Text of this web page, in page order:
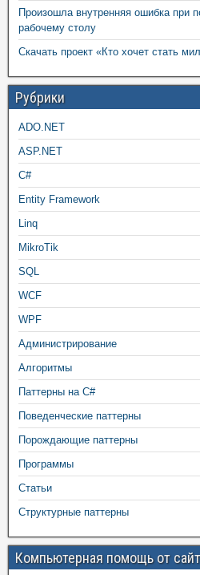
Произошла внутренняя ошибка при
рабочему столу
Скачать проект «Кто хочет стать
Рубрики
ADO.NET
ASP.NET
C#
Entity Framework
Linq
MikroTik
SQL
WCF
WPF
Администрирование
Алгоритмы
Паттерны на C#
Поведенческие паттерны
Порождающие паттерны
Программы
Статьи
Структурные паттерны
Компьютерная помощь от